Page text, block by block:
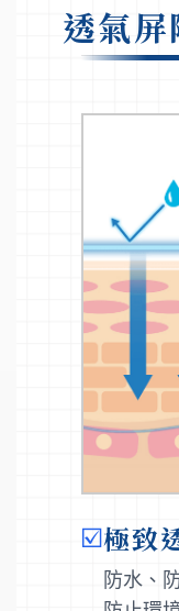
透氣
☑️極致
防水、